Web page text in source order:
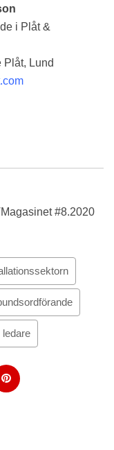
i Plåt &
Plåt, Lund
#8.2020
ledare